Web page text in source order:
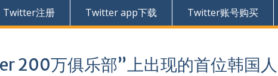
Twitter注册 Twitter app下载 Twitter账号购买
200万俱乐部”上出现的首位韩国人